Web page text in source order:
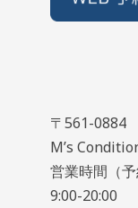
〒561-0884
M’s
営業時間（予
9:00-20:00